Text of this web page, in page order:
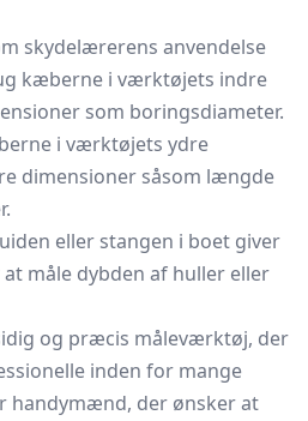
skydelærerens anvendelse
kæberne i værktøjets indre
som boringsdiameter.
i værktøjets ydre
dimensioner såsom længde
eller stangen i boet giver
måle dybden af huller eller
og præcis måleværktøj, der
inden for mange
handymænd, der ønsker at